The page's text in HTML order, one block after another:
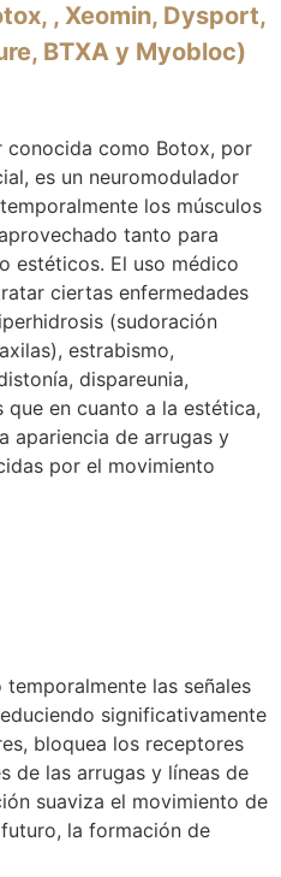
, Xeomin, Dysport,
BTXA y Myobloc)
conocida como Botox, por
es un neuromodulador
los músculos
tanto para
estéticos. El uso médico
ciertas enfermedades
(sudoración
estrabismo,
dispareunia,
que en cuanto a la estética,
apariencia de arrugas y
por el movimiento
las señales
significativamente
bloquea los receptores
de las arrugas y líneas de
suaviza el movimiento de
la formación de